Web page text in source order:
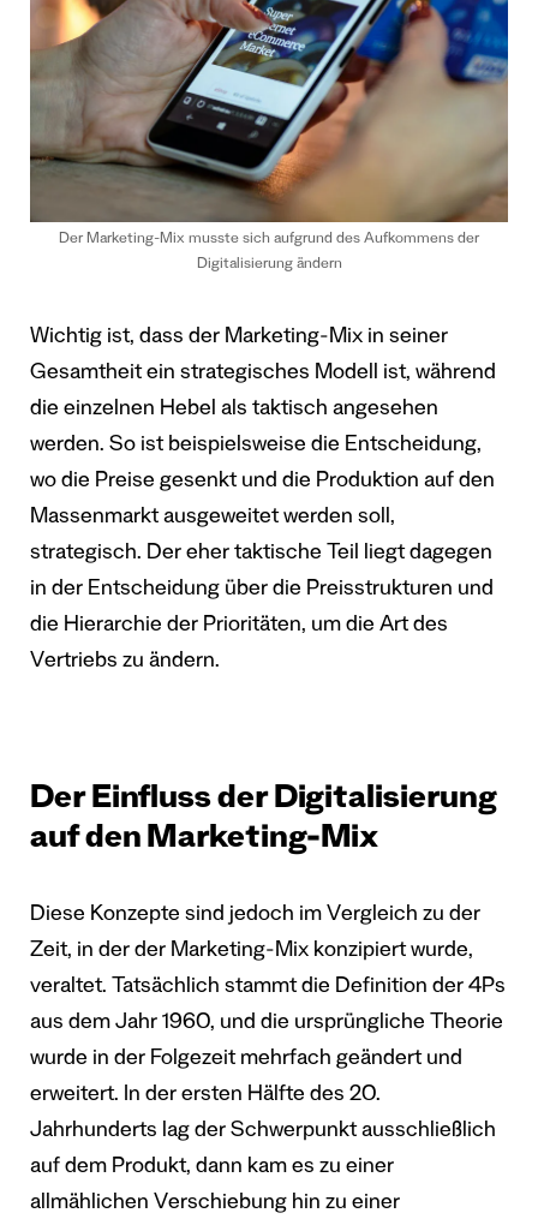
Der Marketing-Mix musste sich aufgrund des Aufkommens der
Digitalisierung ändern
Wichtig ist, dass der Marketing-Mix in seiner
Gesamtheit ein strategisches Modell ist, während
die einzelnen Hebel als taktisch angesehen
werden. So ist beispielsweise die Entscheidung,
wo die Preise gesenkt und die Produktion auf den
Massenmarkt ausgeweitet werden soll,
strategisch. Der eher taktische Teil liegt dagegen
in der Entscheidung über die Preisstrukturen und
die Hierarchie der Prioritäten, um die Art des
Vertriebs zu ändern.
Der Einfluss der Digitalisierung
auf den Marketing-Mix
Diese Konzepte sind jedoch im Vergleich zu der
Zeit, in der der Marketing-Mix konzipiert wurde,
veraltet. Tatsächlich stammt die Definition der 4Ps
aus dem Jahr 1960, und die ursprüngliche Theorie
wurde in der Folgezeit mehrfach geändert und
erweitert. In der ersten Hälfte des 20.
Jahrhunderts lag der Schwerpunkt ausschließlich
auf dem Produkt, dann kam es zu einer
allmählichen Verschiebung hin zu einer